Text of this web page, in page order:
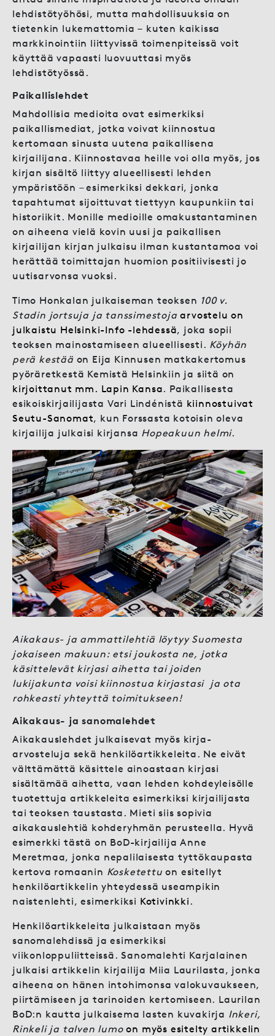
lehdistötyöhösi, mutta mahdollisuuksia on
tietenkin lukemattomia– kuten kaikissa
markkinointiin liittyvissä toimenpiteissä voit
käyttää vapaasti luovuuttasi myös
lehdistötyössä.
Paikallislehdet
Mahdollisia medioita ovat esimerkiksi
paikallismediat, jotka voivat kiinnostua
kertomaan sinusta uutena paikallisena
kirjailijana. Kiinnostavaa heille voi olla myös, jos
kirjan sisältö liittyy alueellisesti lehden
ympäristöön – esimerkiksi dekkari, jonka
tapahtumat sijoittuvat tiettyyn kaupunkiin tai
historiikit. Monille medioille omakustantaminen
on aiheena vielä kovin uusi ja paikallisen
kirjailijan kirjan julkaisu ilman kustantamoa voi
herättää toimittajan huomion positiivisesti jo
uutisarvonsa vuoksi.
Timo Honkalan julkaiseman teoksen 100 v.
Stadin jortsuja ja tanssimestojaarvostelu on
julkaistu Helsinki-Info -lehdessä, joka sopii
teoksen mainostamiseen alueellisesti. Köyhän
perä kestää on Eija Kinnusen matkakertomus
pyöräretkestä Kemistä Helsinkiin ja siitä on
kirjoittanut mm. Lapin Kansa. Paikallisesta
esikoiskirjailijasta Vari Lindénistä kiinnostuivat
Seutu-Sanomat, kun Forssasta kotoisin oleva
kirjailija julkaisi kirjansa Hopeakuun helmi.
Aikakaus- ja ammattilehtiä löytyy Suomesta
jokaiseen makuun: etsi joukosta ne, jotka
käsittelevät kirjasi aihetta tai joiden
lukijakunta voisi kiinnostua kirjastasi ja ota
rohkeasti yhteyttä toimitukseen!
Aikakaus- ja sanomalehdet
Aikakauslehdet julkaisevat myös kirja-
arvosteluja sekä henkilöartikkeleita. Ne eivät
välttämättä käsittele ainoastaan kirjasi
sisältämää aihetta, vaan lehden kohdeyleisölle
tuotettuja artikkeleita esimerkiksi kirjailijasta
tai teoksen taustasta. Mieti siis sopivia
aikakauslehtiä kohderyhmän perusteella. Hyvä
esimerkki tästä on BoD-kirjailija Anne
Meretmaa, jonka nepalilaisesta tyttökaupasta
kertova romaanin Kosketettu on esitellyt
henkilöartikkelin yhteydessä useampikin
naistenlehti, esimerkiksi Kotivinkki .
Henkilöartikkeleita julkaistaan myös
sanomalehdissä ja esimerkiksi
viikonloppuliitteissä. Sanomalehti Karjalainen
julkaisi artikkelin kirjailija Miia Laurilasta, jonka
aiheena on hänen intohimonsa valokuvaukseen,
piirtämiseen ja tarinoiden kertomiseen. Laurilan
BoD:n kautta julkaisema lasten kuvakirja Inkeri,
Rinkeli ja talven lumoon myös esitelty artikkelin